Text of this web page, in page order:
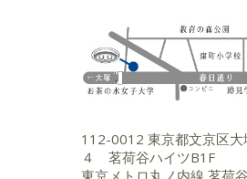
112-0012 東京都文京区大
４ 茗荷谷ハイツB1F
東京メトロ丸ノ内線 茗荷